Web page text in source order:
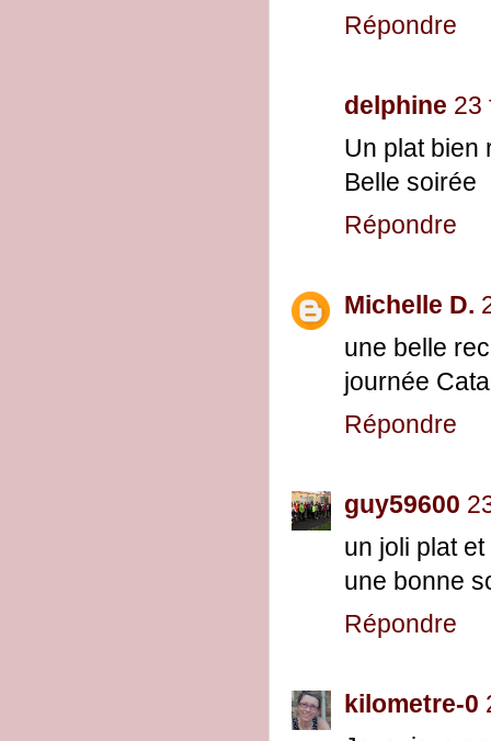
Répondre
delphine 23
Un plat bien
Belle soirée
Répondre
Michelle D.
une belle
journée
Répondre
guy59600
un joli plat
une bonne
Répondre
kilometre-0